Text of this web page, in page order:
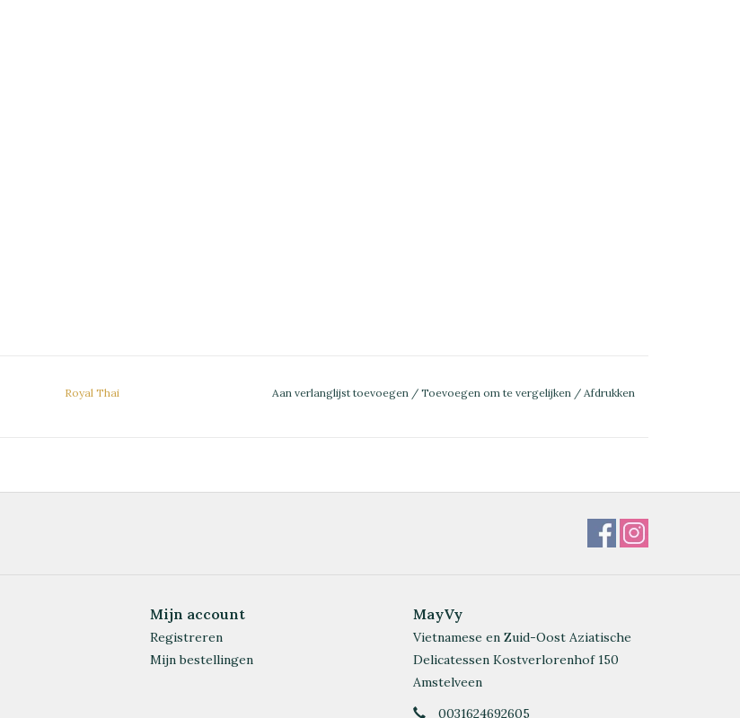
Royal Thai Aan verlanglijst toevoegen / Toevoegen om te vergelijken / Afdrukken
Mijn account
Registreren
Mijn bestellingen
MayVy
Vietnamese en Zuid-Oost Aziatische
Delicatessen Kostverlorenhof 150
Amstelveen
0031624692605